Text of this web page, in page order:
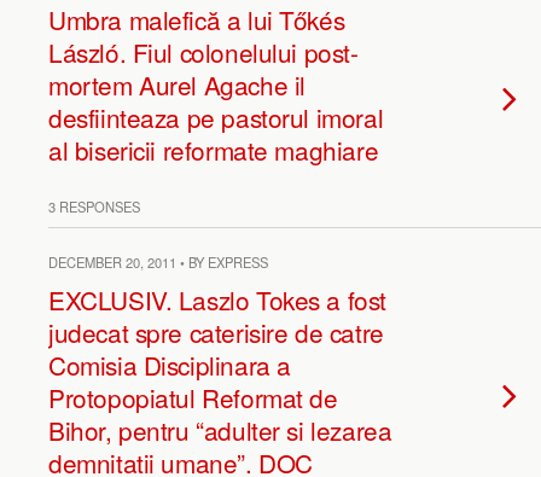
Umbra malefică a lui Tőkés
László. Fiul colonelului post-
mortem Aurel Agache il
desfiinteaza pe pastorul imoral
al bisericii reformate maghiare
3 RESPONSES
DECEMBER 20, 2011 • BY EXPRESS
EXCLUSIV. Laszlo Tokes a fost
judecat spre caterisire de catre
Comisia Disciplinara a
Protopopiatul Reformat de
Bihor, pentru “adulter si lezarea
demnitatii umane”. DOC